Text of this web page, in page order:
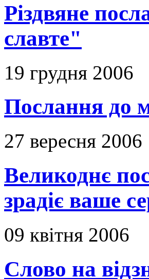
Різдвяне
славте"
19 грудня 2006
Послання до
27 вересня 2006
Великоднє
зрадіє ваше
09 квітня 2006
Слово на